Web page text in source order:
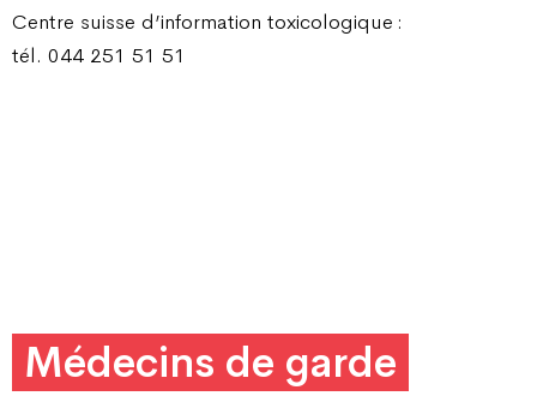
Centre suisse d’information toxicologique :
tél. 044 251 51 51
Médecins de garde